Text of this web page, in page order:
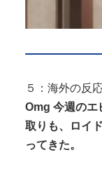
５：海外の反
Omg 今週のエ
取りも、ロイ
ってきた。